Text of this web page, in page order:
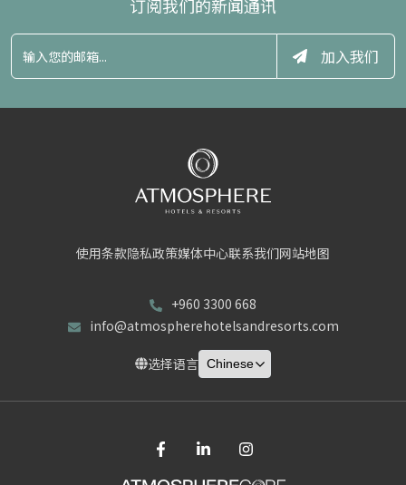
订阅我们的新闻通讯
加入我们
使用条款隐私政策媒体中心联系我们网站地图
+960 3300 668
info@atmospherehotelsandresorts.com
选择语言